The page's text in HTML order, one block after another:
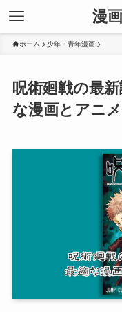
漫
ホーム 少年・青年漫画
呪術廻戦の最
な漫画とアニ